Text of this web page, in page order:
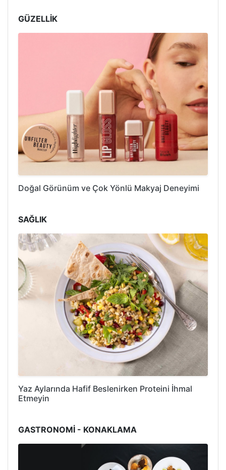
GÜZELLİK
Doğal Görünüm ve Çok Yönlü Makyaj Deneyimi
SAĞLIK
Yaz Aylarında Hafif Beslenirken Proteini İhmal
Etmeyin
GASTRONOMİ - KONAKLAMA